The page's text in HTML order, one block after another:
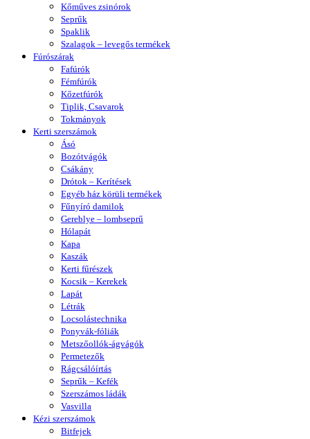
Kőműves zsinórok
Seprűk
Spaklik
Szalagok – levegős termékek
Fúrószárak
Fafúrók
Fémfúrók
Kőzetfúrók
Tiplik, Csavarok
Tokmányok
Kerti szerszámok
Ásó
Bozótvágók
Csákány
Drótok – Kerítések
Egyéb ház körüli termékek
Fűnyíró damilok
Gereblye – lombseprű
Hólapát
Kapa
Kaszák
Kerti fűrészek
Kocsik – Kerekek
Lapát
Létrák
Locsolástechnika
Ponyvák-fóliák
Metszőollók-ágvágók
Permetezők
Rágcsálóírtás
Seprűk – Kefék
Szerszámos ládák
Vasvilla
Kézi szerszámok
Bitfejek